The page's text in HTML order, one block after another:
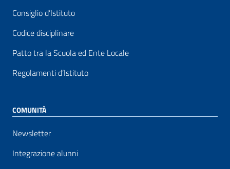
Consiglio d’Istituto
Codice disciplinare
Patto tra la Scuola ed Ente Locale
Regolamenti d’Istituto
COMUNITÀ
Newsletter
Integrazione alunni